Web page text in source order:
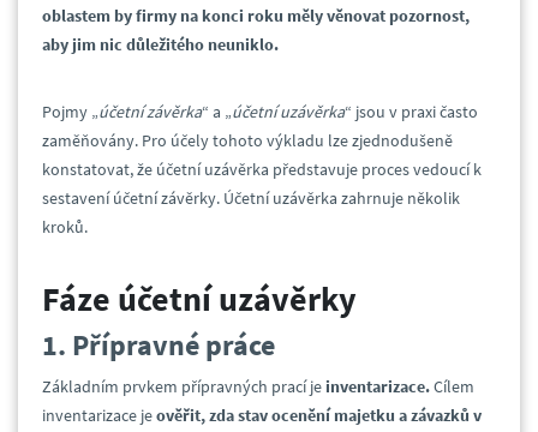
oblastem by firmy na konci roku měly věnovat pozornost,
aby jim nic důležitého neuniklo.
Pojmy „účetní závěrka“ a „účetní uzávěrka“ jsou v praxi často
zaměňovány. Pro účely tohoto výkladu lze zjednodušeně
konstatovat, že účetní uzávěrka představuje proces vedoucí k
sestavení účetní závěrky. Účetní uzávěrka zahrnuje několik
kroků.
Fáze účetní uzávěrky
1. Přípravné práce
Základním prvkem přípravných prací jeinventarizace.Cílem
inventarizace jeověřit, zda stav ocenění majetku a závazků v